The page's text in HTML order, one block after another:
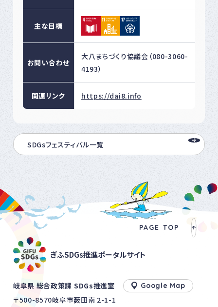
主な目標
お問い合わせ
大八まちづくり協議会（080-3060-
4193）
関連リンク https://dai8.info
SDGsフェスティバル一覧
PAGE TOP
ぎふSDGs推進ポータルサイト
岐阜県 総合政策課 SDGs推進室 Google Map
〒500-8570岐阜市薮田南 2-1-1